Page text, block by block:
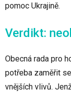
pomoc Ukrajině.
Verdikt:
Obecná rada pro
potřeba zaměřit
vnějších vlivů.